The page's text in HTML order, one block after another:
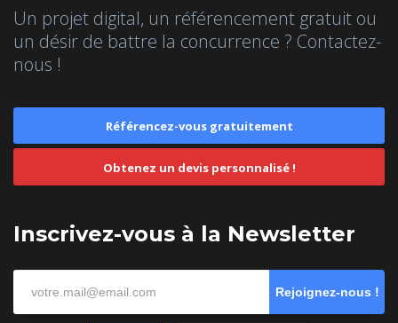
Un projet digital, un référencement gratuit ou
un désir de battre la concurrence ? Contactez-
nous !
Référencez-vous gratuitement
Obtenez un devis personnalisé !
Inscrivez-vous à la Newsletter
Rejoignez-nous !